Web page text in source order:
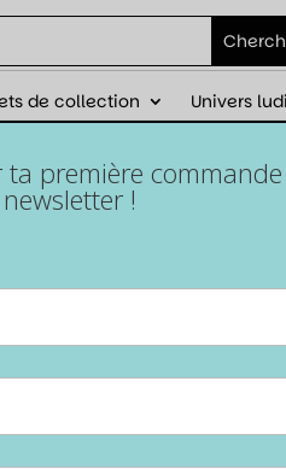
de collection Univers
commande avec
– Karman
ta première
!